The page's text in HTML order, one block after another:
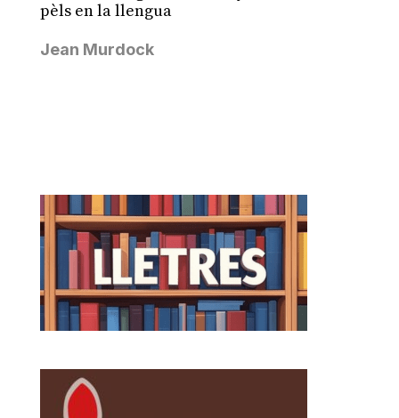
pèls en la llengua
Jean Murdock